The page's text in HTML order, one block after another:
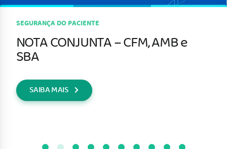
SEGURANÇA DO PACIENTE
NOTA CONJUNTA – CFM, AMB e
SBA
SAIBA MAIS